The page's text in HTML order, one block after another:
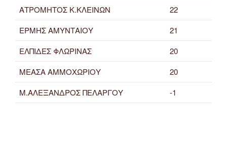
ΑΤΡΟΜΗΤΟΣ Κ.ΚΛΕΙΝΩΝ
22
ΕΡΜΗΣ ΑΜΥΝΤΑΙΟΥ
21
ΕΛΠΙΔΕΣ ΦΛΩΡΙΝΑΣ
20
ΜΕΑΣΑ ΑΜΜΟΧΩΡΙΟΥ
20
Μ.ΑΛΕΞΑΝΔΡΟΣ ΠΕΛΑΡΓΟΥ
-1